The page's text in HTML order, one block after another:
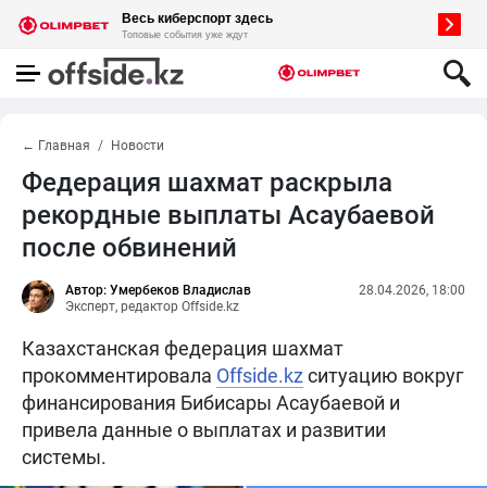
← Главная Новости
Федерация шахмат раскрыла
рекордные выплаты Асаубаевой
после обвинений
Автор: Умербеков Владислав
Эксперт, редактор Offside.kz
28.04.2026, 18:00
Казахстанская федерация шахмат
прокомментировала Offside.kz ситуацию вокруг
финансирования Бибисары Асаубаевой и
привела данные о выплатах и развитии
системы.